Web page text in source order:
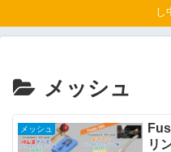
し
メッシュ
メッシュ
リ